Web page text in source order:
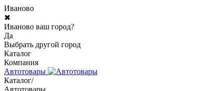
Иваново
✖
Иваново ваш город?
Да
Выбрать другой город
Каталог
Компания
Автотовары
Каталог/
Автотовары